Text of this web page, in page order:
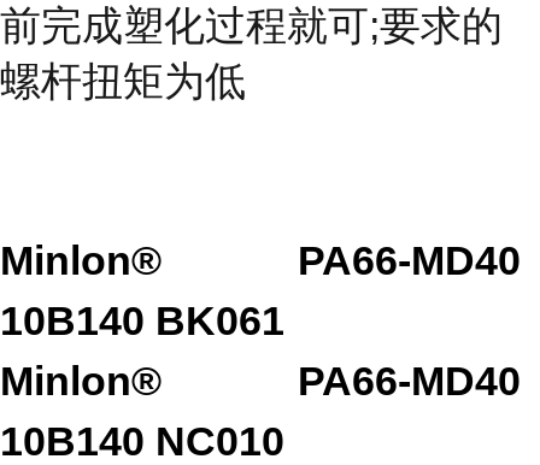
前完成塑化过程就可;要求的
螺杆扭矩为低
Minlon®
10B140 BK061
PA66-MD40
Minlon®
10B140 NC010
PA66-MD40